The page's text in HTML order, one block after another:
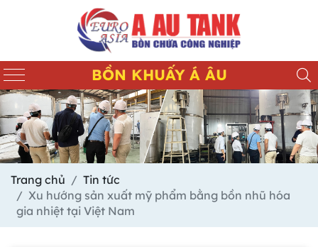
BỒN KHUẤY Á ÂU
Trang chủ
Tin tức
Xu hướng sản xuất mỹ phẩm bằng bồn nhũ hóa
gia nhiệt tại Việt Nam